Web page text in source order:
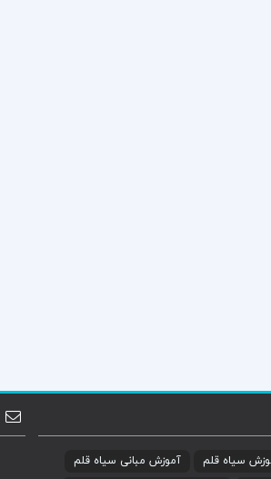
سیاه قلم
آموزش مبانی سیاه قلم